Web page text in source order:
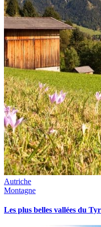
Autriche
Montagne
Les plus belles vallées du